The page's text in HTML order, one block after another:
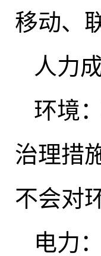
移动、
人力
环境
治理措
不会对
电力